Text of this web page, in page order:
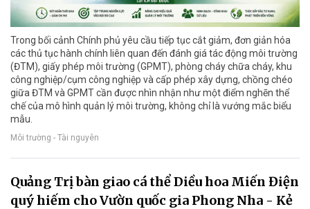
Trong bối cảnh Chính phủ yêu cầu tiếp tục cắt giảm, đơn giản hóa
các thủ tục hành chính liên quan đến đánh giá tác động môi trường
(ĐTM), giấy phép môi trường (GPMT), phòng cháy chữa cháy, khu
công nghiệp/cụm công nghiệp và cấp phép xây dựng, chồng chéo
giữa ĐTM và GPMT cần được nhìn nhận như một điểm nghẽn thể
chế của mô hình quản lý môi trường, không chỉ là vướng mắc biểu
mẫu.
Môi trường - Tài nguyên
Quảng Trị bàn giao cá thể Diều hoa Miến Điện
quý hiếm cho Vườn quốc gia Phong Nha - Kẻ